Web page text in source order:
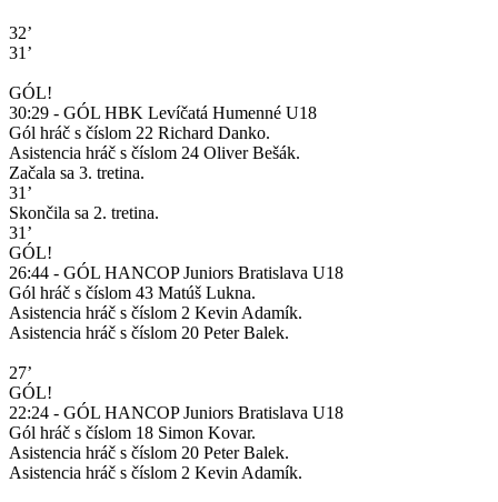
32’
31’
GÓL!
30:29 - GÓL HBK Levíčatá Humenné U18
Gól hráč s číslom 22 Richard Danko.
Asistencia hráč s číslom 24 Oliver Bešák.
Začala sa 3. tretina.
31’
Skončila sa 2. tretina.
31’
GÓL!
26:44 - GÓL HANCOP Juniors Bratislava U18
Gól hráč s číslom 43 Matúš Lukna.
Asistencia hráč s číslom 2 Kevin Adamík.
Asistencia hráč s číslom 20 Peter Balek.
27’
GÓL!
22:24 - GÓL HANCOP Juniors Bratislava U18
Gól hráč s číslom 18 Simon Kovar.
Asistencia hráč s číslom 20 Peter Balek.
Asistencia hráč s číslom 2 Kevin Adamík.